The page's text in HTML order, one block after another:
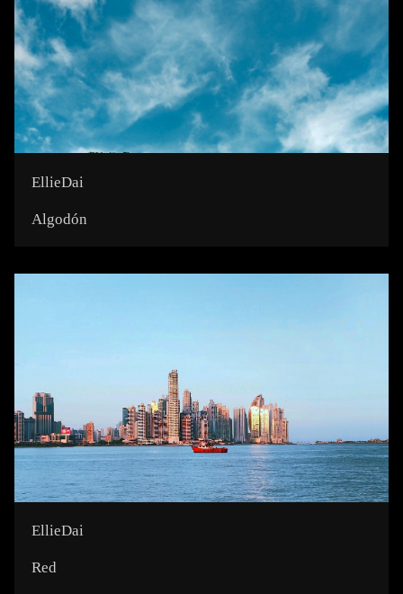
Algodón
EllieDai
Red
EllieDai